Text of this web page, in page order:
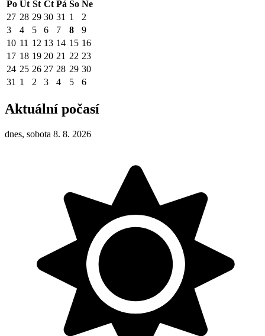
Po Út St Čt Pá So Ne
27 28 29 30 31 1
2
3
4 5 6 7 8
9
10 11 12 13 14 15 16
17 18 19 20 21 22 23
24 25 26 27 28 29 30
31 1 2 3 4 5 6
Aktuální počasí
dnes, sobota 8. 8. 2026